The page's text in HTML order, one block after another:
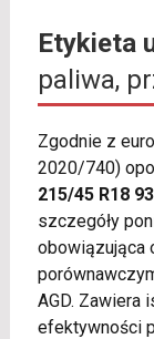
Etykieta
paliwa,
Zgodnie z
2020/740)
215/45 R18
szczegóły
obowiązująca
AGD. Zawiera
efektywności